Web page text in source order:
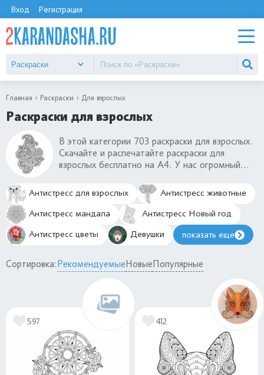
Вход Регистрация
Главная Раскраски Для взрослых
Раскраски для взрослых
В этой категории 703 раскраски для взрослых.
Скачайте и распечатайте раскраски для
взрослых бесплатно на А4. У нас огромный
категорий: цветы, антистресс, новый год,
животные и многое другое. Есть сложные и
простые раскраски для взрослых, которые
будут интересных женщинам, а некоторые
подойдут и мужчинам.
Антистресс для взрослых
Антистресс животные
Антистресс мандала
Антистресс Новый год
Антистресс цветы
Девушки показать еще
Сортировка:РекомендуемыеНовыеПопулярные
597 412